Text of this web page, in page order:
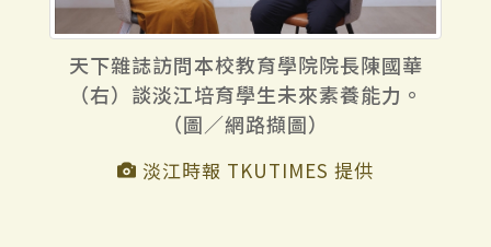
天下雜誌訪問本校教育學院院長陳國華
（右）談淡江培育學生未來素養能力。
（圖／網路擷圖）
淡江時報 TKUTIMES 提供